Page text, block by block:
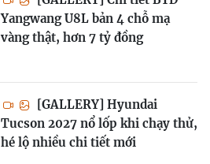
Yangwang U8L bản 4 chỗ mạ
vàng thật, hơn 7 tỷ đồng
[GALLERY] Hyundai
Tucson 2027 nổ lốp khi chạy thử,
hé lộ nhiều chi tiết mới